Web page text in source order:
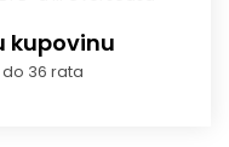
kupovinu
36 rata